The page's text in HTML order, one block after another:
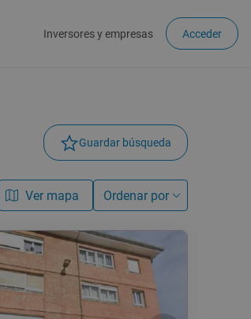
Inversores y empresas Acceder
Guardar búsqueda
Ver mapa Ordenar por